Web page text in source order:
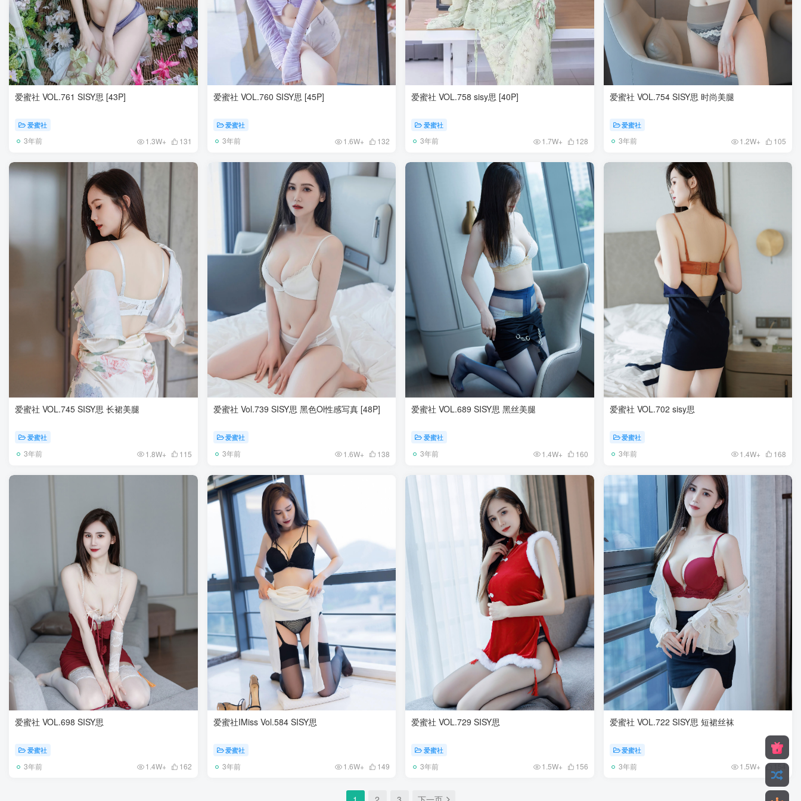
爱蜜社 VOL.761 SISY思 [43P]
爱蜜社
3年前 1.3W+ 131
爱蜜社 VOL.760 SISY思 [45P]
爱蜜社
3年前 1.6W+ 132
爱蜜社 VOL.758 sisy思 [40P]
爱蜜社
3年前 1.7W+ 128
爱蜜社 VOL.754 SISY思 时尚美腿
爱蜜社
3年前 1.2W+ 105
爱蜜社 VOL.745 SISY思 长裙美腿
爱蜜社
3年前 1.8W+ 115
爱蜜社 Vol.739 SISY思 黑色Ol性感写真 [48P]
爱蜜社
3年前 1.6W+ 138
爱蜜社 VOL.689 SISY思 黑丝美腿
爱蜜社
3年前 1.4W+ 160
爱蜜社 VOL.702 sisy思
爱蜜社
3年前 1.4W+ 168
爱蜜社 VOL.698 SISY思
爱蜜社
3年前 1.4W+ 162
爱蜜社IMiss Vol.584 SISY思
爱蜜社
3年前 1.6W+ 149
爱蜜社 VOL.729 SISY思
爱蜜社
3年前 1.5W+ 156
爱蜜社 VOL.722 SISY思 短裙丝袜
爱蜜社
3年前 1.5W+ 154